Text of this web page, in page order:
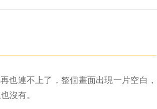
也連不上了，整個畫面出現一片空白，
沒有。